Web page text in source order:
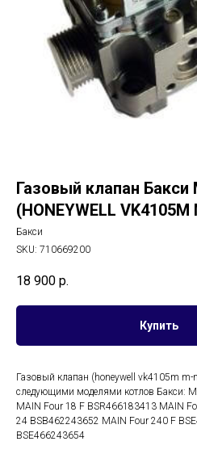
Газовый клапан Бакси
(HONEYWELL
Бакси
SKU: 710669200
18 900 р.
Купить
Газовый клапан (honeywell vk4105m
следующими моделями котлов Бакси:
MAIN Four 18 F BSR466183413 MAIN
24 BSB462243652 MAIN Four 240 F
BSE466243654